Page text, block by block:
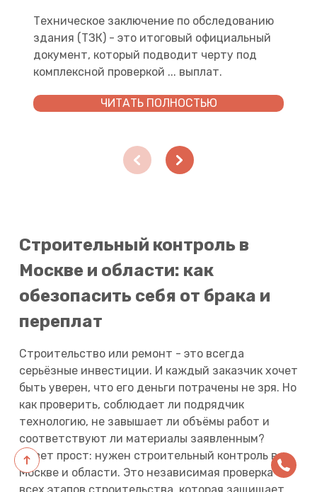
Техническое заключение по обследованию
здания (ТЗК) - это итоговый официальный
документ, который подводит черту под
комплексной проверкой ... выплат.
ЧИТАТЬ ПОЛНОСТЬЮ
Строительный контроль в
Москве и области: как
обезопасить себя от брака и
переплат
Строительство или ремонт - это всегда
серьёзные инвестиции. И каждый заказчик хочет
быть уверен, что его деньги потрачены не зря. Но
как проверить, соблюдает ли подрядчик
технологию, не завышает ли объёмы работ и
соответствуют ли материалы заявленным?
Ответ прост: нужен строительный контроль в
Москве и области. Это независимая проверка